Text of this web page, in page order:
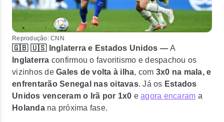
Reprodução: CNN
🇬🇧 🇺🇸 Inglaterra e Estados Unidos — A
Inglaterra confirmou o favoritismo e despachou os
vizinhos de Gales de volta à ilha, com 3x0 na mala, e
enfrentarão Senegal nas oitavas. Já os Estados
Unidos venceram o Irã por 1x0 e agora encaram a
Holandana próxima fase.